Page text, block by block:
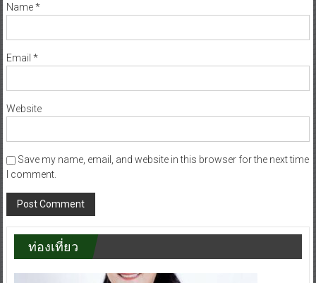
Name*
Email *
Website
Save my name, email, and website in this browser for the next time
I comment.
ท่องเที่ยว